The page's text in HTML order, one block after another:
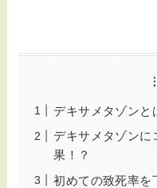
デキサメタゾンと
デキサメタゾンに
果！？
初めての致死率を